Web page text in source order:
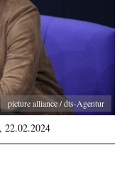
picture alliance / dts-Agentur
22.02.2024